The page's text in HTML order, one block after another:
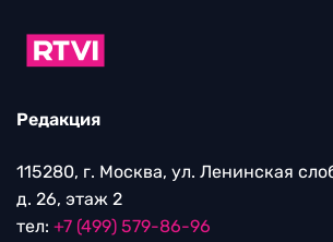
Редакция
115280, г. Москва, ул. Ленинская
д. 26, этаж 2
тел: +7 (499) 579-86-96